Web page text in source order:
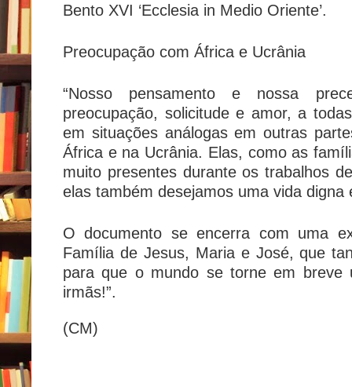
Bento XVI ‘Ecclesia in Medio Oriente’.
Preocupação com África e Ucrânia
“Nosso pensamento e nossa
preocupação, solicitude e amor, a
em situações análogas em outras
África e na Ucrânia. Elas, como as
muito presentes durante os trabalhos
elas também desejamos uma vida digna
O documento se encerra com uma
Família de Jesus, Maria e José, que
para que o mundo se torne em breve
irmãs!”.
(CM)